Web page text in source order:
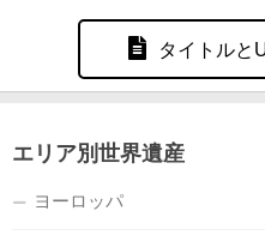
タイトルと
エリア別世界遺産
ヨーロッパ